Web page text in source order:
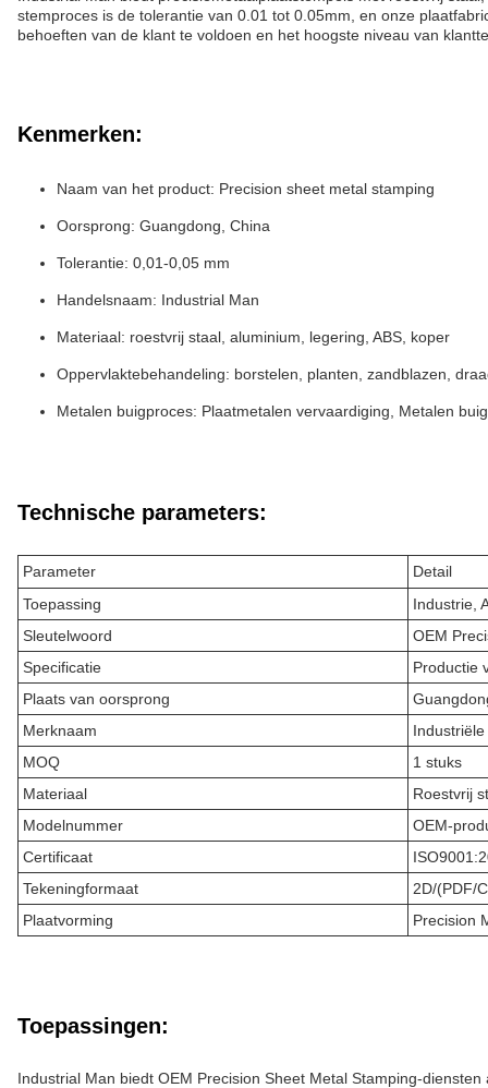
stemproces is de tolerantie van 0.01 tot 0.05mm, en onze
behoeften van de klant te voldoen en het hoogste niveau van
Kenmerken:
Naam van het product: Precision sheet metal stamping
Oorsprong: Guangdong, China
Tolerantie: 0,01-0,05 mm
Handelsnaam: Industrial Man
Materiaal: roestvrij staal, aluminium, legering, ABS, koper
Oppervlaktebehandeling: borstelen, planten, zandblazen,
Metalen buigproces: Plaatmetalen vervaardiging, Metalen
Technische parameters:
Parameter
Detail
Toepassing
Industrie,
Sleutelwoord
OEM
Specificatie
Productie
Plaats van oorsprong
Merknaam
MOQ
1 stuks
Materiaal
Roestvrij
Modelnummer
OEM-
Certificaat
Tekeningformaat
2D/(PDF/
Plaatvorming
Precision
Toepassingen:
Industrial Man biedt OEM Precision Sheet Metal Stamping-